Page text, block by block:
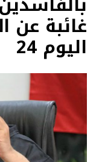
غائبة عن
اليوم 24